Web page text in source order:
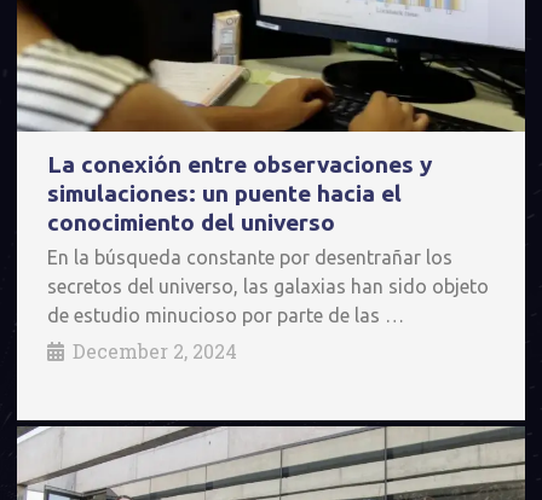
La conexión entre observaciones y
simulaciones: un puente hacia el
conocimiento del universo
En la búsqueda constante por desentrañar los
secretos del universo, las galaxias han sido objeto
de estudio minucioso por parte de las …
December 2, 2024